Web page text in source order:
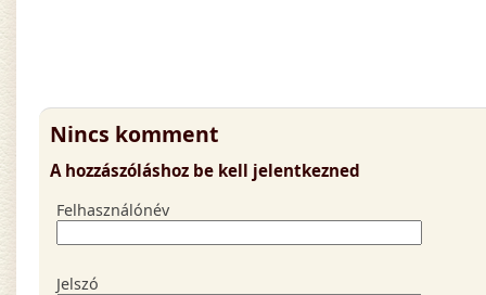
Nincs komment
A hozzászóláshoz be kell jelentkezned
Felhasználónév
Jelszó